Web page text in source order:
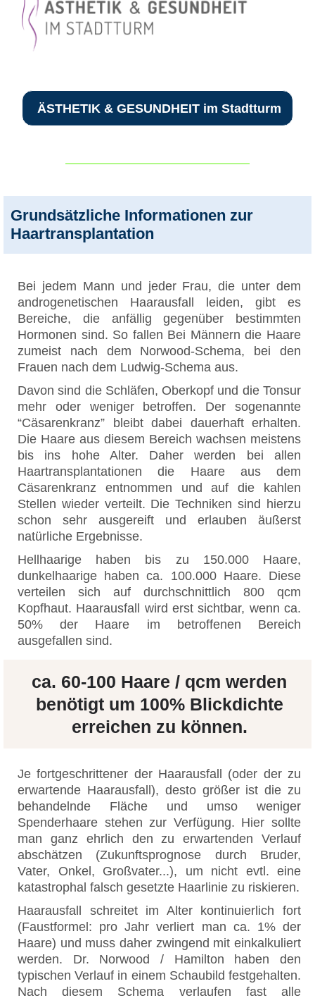
ÄSTHETIK & GESUNDHEIT im Stadtturm
Grundsätzliche Informationen zur
Haartransplantation
Bei jedem Mann und jeder Frau, die unter dem
androgenetischen Haarausfall leiden, gibt es
Bereiche, die anfällig gegenüber bestimmten
Hormonen sind. So fallen Bei Männern die Haare
zumeist nach dem Norwood-Schema, bei den
Frauen nach dem Ludwig-Schema aus.
Davon sind die Schläfen, Oberkopf und die Tonsur
mehr oder weniger betroffen. Der sogenannte
“Cäsarenkranz” bleibt dabei dauerhaft erhalten.
Die Haare aus diesem Bereich wachsen meistens
bis ins hohe Alter. Daher werden bei allen
Haartransplantationen die Haare aus dem
Cäsarenkranz entnommen und auf die kahlen
Stellen wieder verteilt. Die Techniken sind hierzu
schon sehr ausgereift und erlauben äußerst
natürliche Ergebnisse.
Hellhaarige haben bis zu 150.000 Haare,
dunkelhaarige haben ca. 100.000 Haare. Diese
verteilen sich auf durchschnittlich 800 qcm
Kopfhaut. Haarausfall wird erst sichtbar, wenn ca.
50% der Haare im betroffenen Bereich
ausgefallen sind.
ca. 60-100 Haare / qcm werden
benötigt um 100% Blickdichte
erreichen zu können.
Je fortgeschrittener der Haarausfall (oder der zu
erwartende Haarausfall), desto größer ist die zu
behandelnde Fläche und umso weniger
Spenderhaare stehen zur Verfügung. Hier sollte
man ganz ehrlich den zu erwartenden Verlauf
abschätzen (Zukunftsprognose durch Bruder,
Vater, Onkel, Großvater...), um nicht evtl. eine
katastrophal falsch gesetzte Haarlinie zu riskieren.
Haarausfall schreitet im Alter kontinuierlich fort
(Faustformel: pro Jahr verliert man ca. 1% der
Haare) und muss daher zwingend mit einkalkuliert
werden. Dr. Norwood / Hamilton haben den
typischen Verlauf in einem Schaubild festgehalten.
Nach diesem Schema verlaufen fast alle